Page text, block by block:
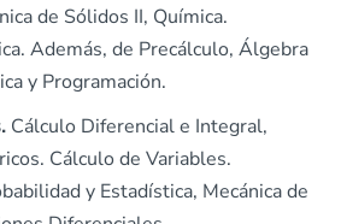
de Sólidos II, Química.
Además, de Precálculo, Álgebra
y Programación.
Cálculo Diferencial e Integral,
Cálculo de Variables.
y Estadística, Mecánica de